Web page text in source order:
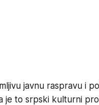
javnu raspravu i
je to srpski kulturni